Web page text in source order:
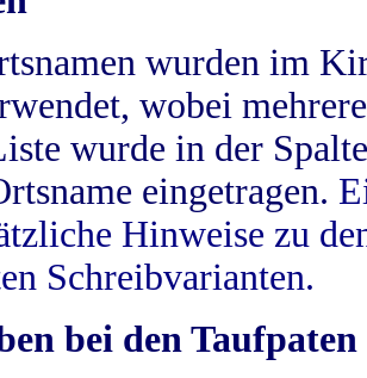
wurden im
wobei
wurde in der
eingetragen.
Hinweise zu
Schreibvarianten.
bei den Taufpaten